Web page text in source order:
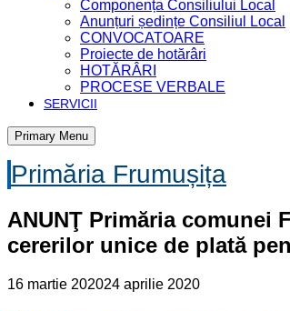
Componența Consiliului Local
Anunțuri ședințe Consiliul Local
CONVOCATOARE
Proiecte de hotărâri
HOTĂRÂRI
PROCESE VERBALE
SERVICII
Primary Menu
Primăria Frumușița
ANUNŢ Primăria comunei
cererilor unice de plată
16 martie 202024 aprilie 2020